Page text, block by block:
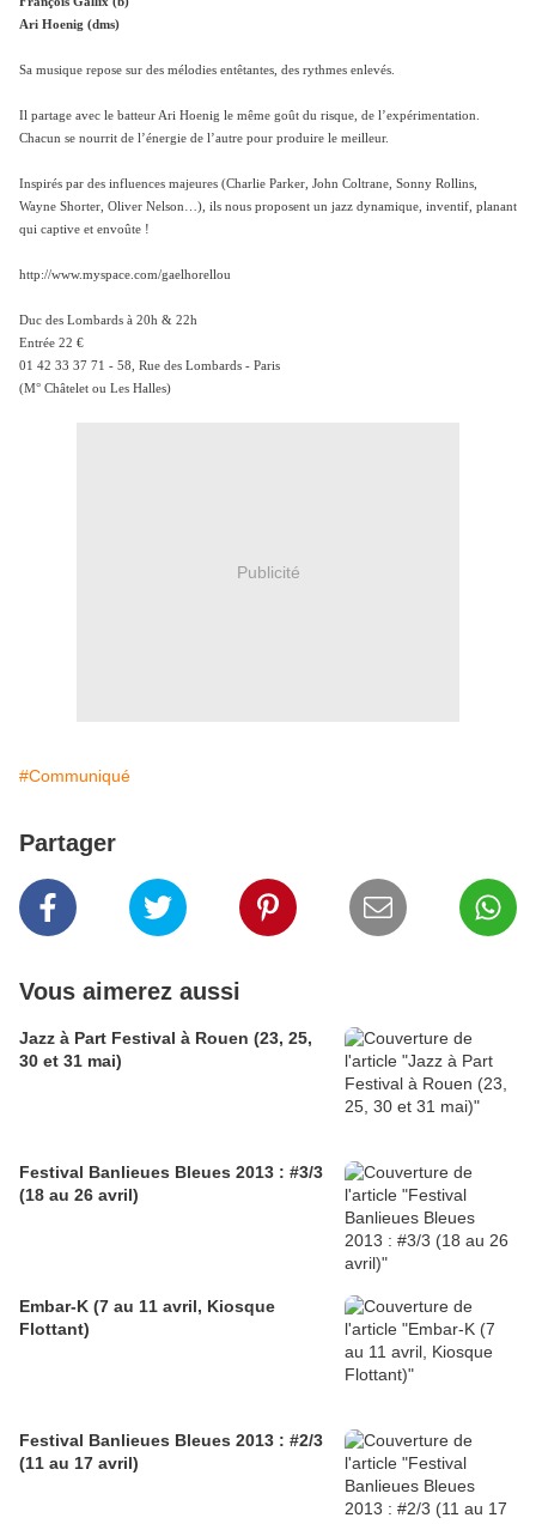
Ari Hoenig (dms)
Sa musique repose sur des mélodies entêtantes, des rythmes enlevés.
Il partage avec le batteur Ari Hoenig le même goût du risque, de l’expérimentation.
Chacun se nourrit de l’énergie de l’autre pour produire le meilleur.
Inspirés par des influences majeures (Charlie Parker, John Coltrane, Sonny Rollins,
Wayne Shorter, Oliver Nelson…), ils nous proposent un jazz dynamique, inventif, planant
qui captive et envoûte !
http://www.myspace.com/gaelhorellou
Duc des Lombards à 20h & 22h
Entrée 22 €
01 42 33 37 71 - 58, Rue des Lombards - Paris
(M° Châtelet ou Les Halles)
Publicité
#Communiqué
Partager
Vous aimerez aussi
Jazz à Part Festival à Rouen (23, 25,
30 et 31 mai)
Festival Banlieues Bleues 2013 : #3/3
(18 au 26 avril)
Embar-K (7 au 11 avril, Kiosque
Flottant)
Festival Banlieues Bleues 2013 : #2/3
(11 au 17 avril)